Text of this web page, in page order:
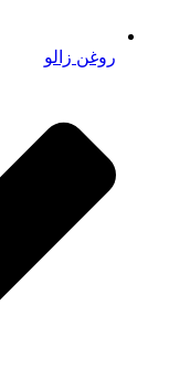
روغن زالو